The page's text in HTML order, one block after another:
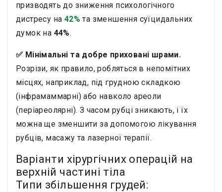
призводять до зниження психологічного
дистресу на 42% та зменшення суїцидальних
думок на 44%.
✅ Мінімальні та добре приховані шрами.
Розрізи, як правило, робляться в непомітних
місцях, наприклад, під грудною складкою
(інфрамаммарні) або навколо ареоли
(періареолярні). З часом рубці зникають, і їх
можна ще зменшити за допомогою лікування
рубців, масажу та лазерної терапії.
Варіанти хірургічних операцій на
верхній частині тіла
Типи збільшення грудей: